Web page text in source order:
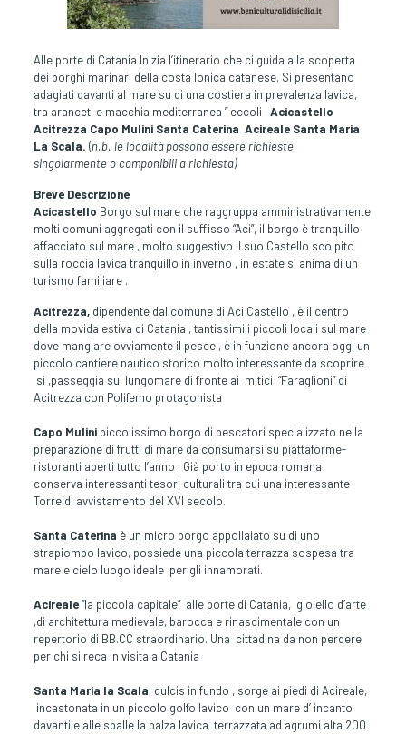
Alle porte di Catania Inizia l’itinerario che ci guida alla scoperta
dei borghi marinari della costa Ionica catanese. Si presentano
adagiati davanti al mare su di una costiera in prevalenza lavica,
tra aranceti e macchia mediterranea ” eccoli : Acicastello
Acitrezza Capo Mulini Santa Caterina Acireale Santa Maria
La Scala. (n.b. le località possono essere richieste
singolarmente o componibili a richiesta)
Breve Descrizione
Acicastello Borgo sul mare che raggruppa amministrativamente
molti comuni aggregati con il suffisso “Aci”, il borgo è tranquillo
affacciato sul mare , molto suggestivo il suo Castello scolpito
sulla roccia lavica tranquillo in inverno , in estate si anima di un
turismo familiare .
Acitrezza,dipendente dal comune di Aci Castello , è il centro
della movida estiva di Catania , tantissimi i piccoli locali sul mare
dove mangiare ovviamente il pesce , è in funzione ancora oggi un
piccolo cantiere nautico storico molto interessante da scoprire
si ,passeggia sul lungomare di fronte ai mitici “Faraglioni” di
Acitrezza con Polifemo protagonista
Capo Mulini piccolissimo borgo di pescatori specializzato nella
preparazione di frutti di mare da consumarsi su piattaforme-
ristoranti aperti tutto l’anno . Già porto in epoca romana
conserva interessanti tesori culturali tra cui una interessante
Torre di avvistamento del XVI secolo.
Santa Caterina è un micro borgo appollaiato su di uno
strapiombo lavico, possiede una piccola terrazza sospesa tra
mare e cielo luogo ideale per gli innamorati.
Acireale“la piccola capitale” alle porte di Catania, gioiello d’arte
,di architettura medievale, barocca e rinascimentale con un
repertorio di BB.CC straordinario. Una cittadina da non perdere
per chi si reca in visita a Catania
Santa Maria la Scala dulcis in fundo , sorge ai piedi di Acireale,
incastonata in un piccolo golfo lavico con un mare d’ incanto
davanti e alle spalle la balza lavica terrazzata ad agrumi alta 200